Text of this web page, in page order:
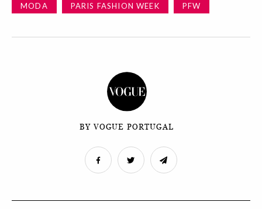
MODA
PARIS FASHION WEEK PFW
BY VOGUE PORTUGAL